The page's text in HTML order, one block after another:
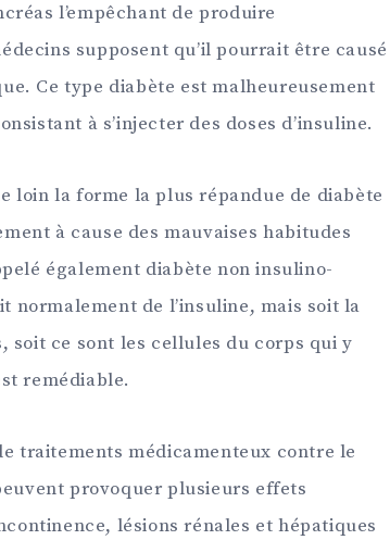
l’empêchant de produire
supposent qu’il pourrait être causé
Ce type diabète est malheureusement
à s’injecter des doses d’insuline.
loin la forme la plus répandue de diabète
à cause des mauvaises habitudes
également diabète non insulino-
normalement de l’insuline, mais soit la
soit ce sont les cellules du corps qui y
remédiable.
traitements médicamenteux contre le
provoquer plusieurs effets
lésions rénales et hépatiques